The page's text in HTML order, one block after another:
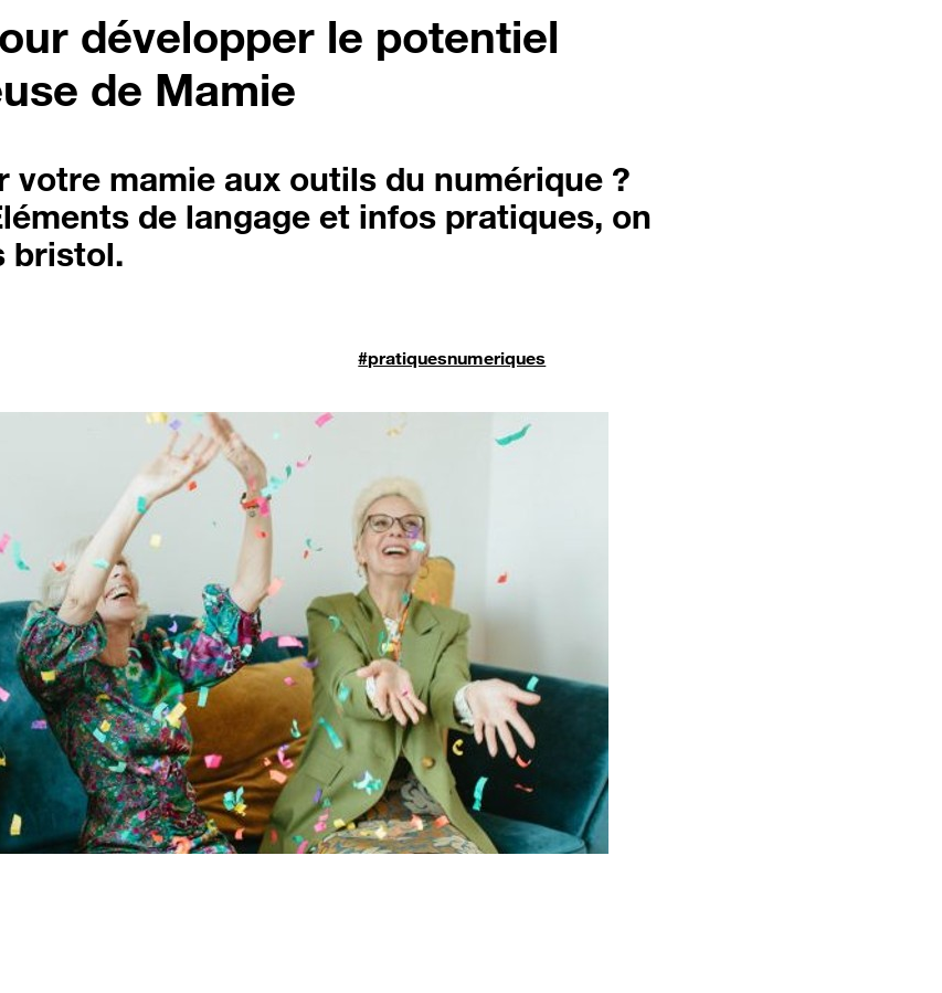
développer le potentiel
de Mamie
votre mamie aux outils du numérique ?
de langage et infos pratiques, on
bristol.
#pratiquesnumeriques